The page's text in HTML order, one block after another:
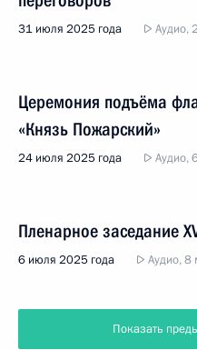
31 июля 2025 года Аудио,
Церемония подъёма
«Князь Пожарский»
24 июля 2025 года Аудио,
Пленарное заседание
6 июля 2025 года Аудио, 8
Показать